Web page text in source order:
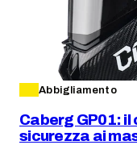
Abbigliamento
Caberg GP01:
sicurezza ai